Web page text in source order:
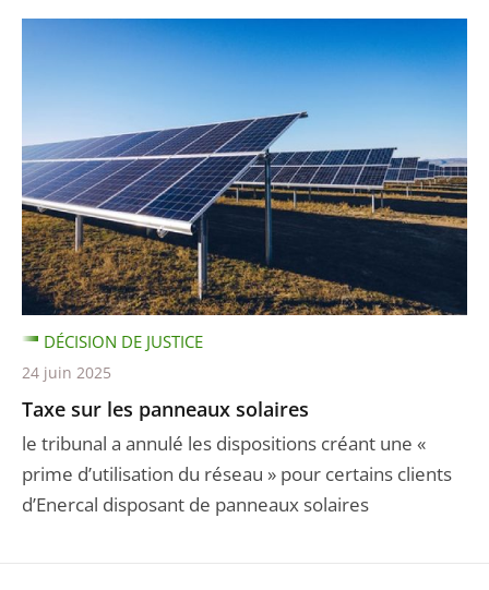
Taxe sur les panneaux solaires
le tribunal a annulé les dispositions créant une «
prime d’utilisation du réseau » pour certains clients
d’Enercal disposant de panneaux solaires
DÉCISION DE JUSTICE
24 juin 2025